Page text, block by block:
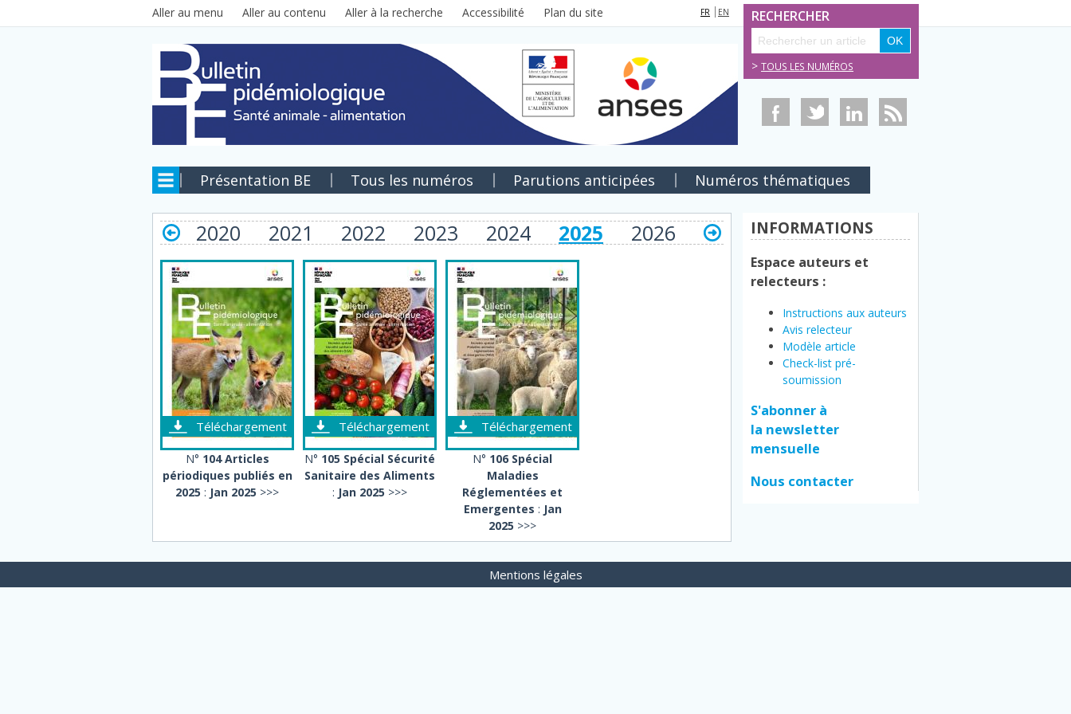
Aller au menu Aller au contenu Aller à la recherche Accessibilité Plan du site FR EN RECHERCHER
> TOUS LES NUMÉROS
Présentation BE Tous les numéros Parutions anticipées Numéros thématiques
2020 2021 2022 2023 2024 2025 2026
Téléchargement
N° 104 Articles
périodiques publiés en
2025 : Jan 2025 >>>
Téléchargement
N° 105 Spécial Sécurité
Sanitaire des Aliments
: Jan 2025 >>>
Téléchargement
N° 106 Spécial
Maladies
Réglementées et
Emergentes : Jan
2025 >>>
INFORMATIONS
Espace auteurs et
relecteurs :
Instructions aux auteurs
Avis relecteur
Modèle article
Check-list pré-
soumission
S'abonner à
la newsletter
mensuelle
Nous contacter
Mentions légales